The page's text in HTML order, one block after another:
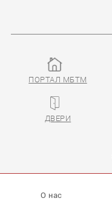
ПОРТАЛ МБТМ
ДВЕРИ
О нас